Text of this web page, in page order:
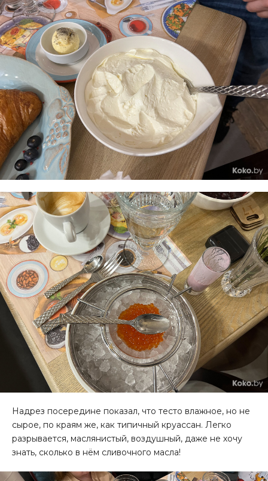
Надрез посередине показал, что тесто влажное, но не
сырое, по краям же, как типичный круассан. Легко
разрывается, маслянистый, воздушный, даже не хочу
знать, сколько в нём сливочного масла!